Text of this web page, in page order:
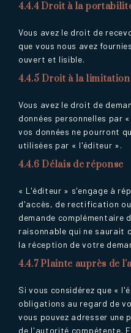
4.4.4 Droit à la
Vous avez le droit de
que vous nous avez
ouvert et lisible.
4.4.5 Droit à la
Vous avez le droit de
données personnelles par
vos données ne pourront
utilisées par « l'éditeur ».
4.4.6 Délais de réponse
« L'éditeur » s'engage à
d'accès, de rectification
demande complémentaire
raisonnable qui ne saurait
la réception de votre
4.4.7 Plainte auprès de
Si vous considérez que «
obligations au regard de
vous pouvez adresser une
de l'autorité compétente.